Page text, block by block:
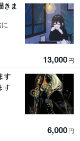
きま
13,000円
す
す
6,000円